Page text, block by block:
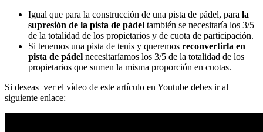
Igual que para la construcción de una pista de pádel, para la
supresión de la pista de pádel también se necesitaría los 3/5
de la totalidad de los propietarios y de cuota de participación.
Si tenemos una pista de tenis y queremos reconvertirla en
pista de pádel necesitaríamos los 3/5 de la totalidad de los
propietarios que sumen la misma proporción en cuotas.
Si deseas ver el vídeo de este artículo en Youtube debes ir al
siguiente enlace: